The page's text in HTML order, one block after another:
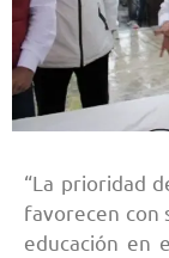
“La prioridad
favorecen con
educación en